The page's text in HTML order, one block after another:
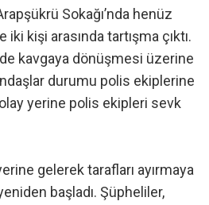
Sokağı’nda henüz
kişi arasında tartışma çıktı.
kavgaya dönüşmesi üzerine
durumu polis ekiplerine
yerine polis ekipleri sevk
gelerek tarafları ayırmaya
başladı. Şüpheliler,